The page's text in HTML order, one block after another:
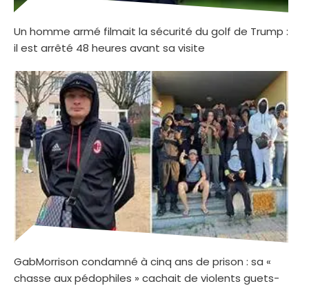
Un homme armé filmait la sécurité du golf de Trump :
il est arrêté 48 heures avant sa visite
GabMorrison condamné à cinq ans de prison : sa «
chasse aux pédophiles » cachait de violents guets-